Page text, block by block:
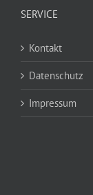
SERVICE
Kontakt
Datenschutz
Impressum